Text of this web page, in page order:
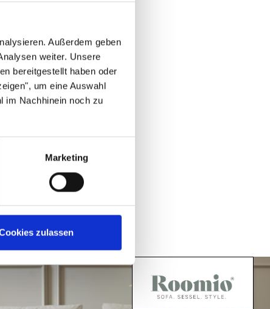
Außerdem geben
weiter. Unsere
bereitgestellt haben oder
um eine Auswahl
im Nachhinein noch zu
Marketing
zulassen